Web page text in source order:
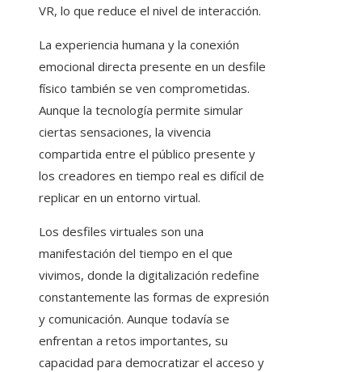
VR, lo que reduce el nivel de interacción.
La experiencia humana y la conexión
emocional directa presente en un desfile
físico también se ven comprometidas.
Aunque la tecnología permite simular
ciertas sensaciones, la vivencia
compartida entre el público presente y
los creadores en tiempo real es difícil de
replicar en un entorno virtual.
Los desfiles virtuales son una
manifestación del tiempo en el que
vivimos, donde la digitalización redefine
constantemente las formas de expresión
y comunicación. Aunque todavía se
enfrentan a retos importantes, su
capacidad para democratizar el acceso y